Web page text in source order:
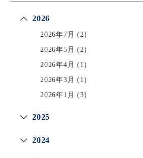
2026
2026年7月 (2)
2026年5月 (2)
2026年4月 (1)
2026年3月 (1)
2026年1月 (3)
2025
2024